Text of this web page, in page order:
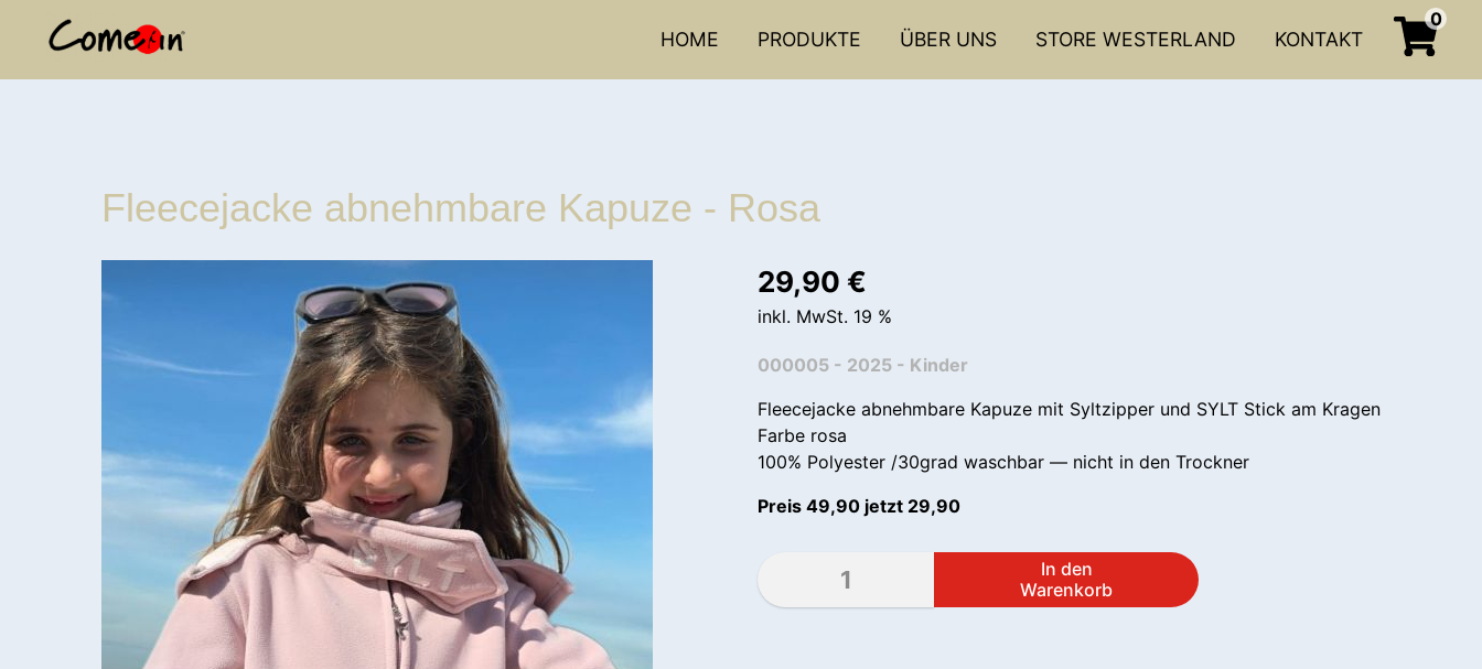
HOME PRODUKTE ÜBER UNS STORE WESTERLAND KONTAKT
0
Fleecejacke abnehmbare Kapuze - Rosa
29,90 €
inkl. MwSt. 19 %
000005 - 2025 - Kinder
Fleecejacke abnehmbare Kapuze mit Syltzipper und SYLT Stick am Kragen
Farbe rosa
100% Polyester /30grad waschbar — nicht in den Trockner
Preis 49,90 jetzt 29,90